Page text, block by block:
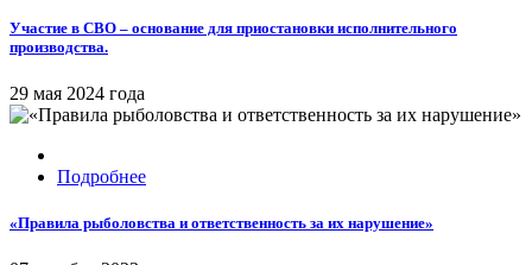
Участие в СВО – основание для приостановки исполнительного
производства.
29 мая 2024 года
Подробнее
«Правила рыболовства и ответственность за их нарушение»